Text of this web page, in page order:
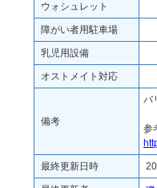
ウォシュレット
障がい者用駐車場
乳児用設備
オストメイト対応
備考
バ
参
最終更新日時